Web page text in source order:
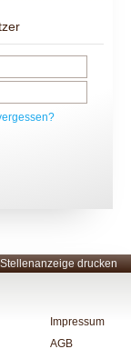
Stellenanzeige drucken
Impressum
AGB